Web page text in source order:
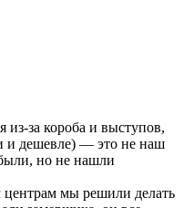
из-за короба и выступов,
и дешевле) — это не наш
но не нашли
центрам мы решили делать